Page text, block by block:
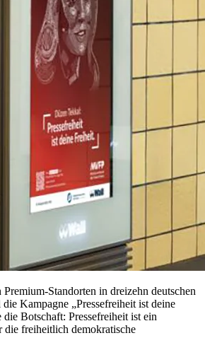
Standorten in dreizehn deutschen
Kampagne „Pressefreiheit ist deine
Botschaft: Pressefreiheit ist ein
die freiheitlich demokratische